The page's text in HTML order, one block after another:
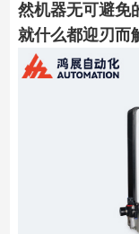
然机器无可避免
就什么都迎刃而